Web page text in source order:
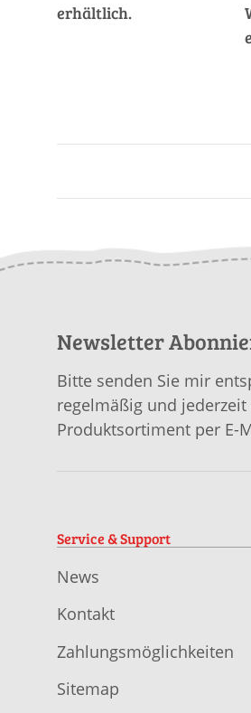
erhältlich.
Newsletter
Bitte senden Sie mir
regelmäßig und
Produktsortiment per E-
Service & Support
News
Kontakt
Zahlungsmöglichkeiten
Sitemap